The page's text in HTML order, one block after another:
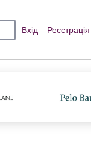
Вхід Реєстрація